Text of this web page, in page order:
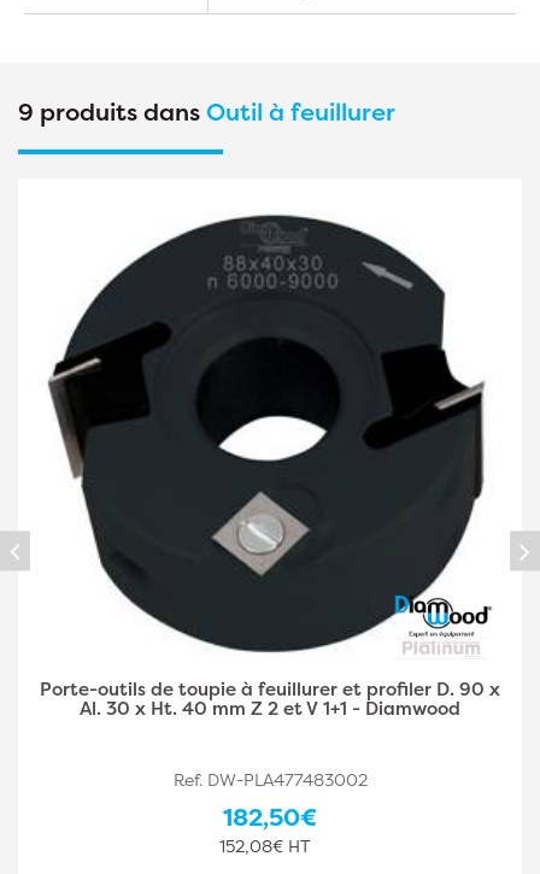
9 produits dansOutil à feuillurer
Porte-outils de toupie à feuillurer et profiler D. 100
x Al. 30 x Ht. 50 mm Z 2 et V 1+1 - Diamwood
Ref. DW-PLA477483004
163,00€
135,83€ HT